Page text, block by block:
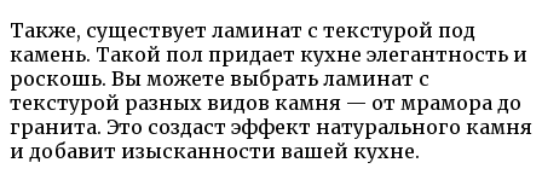
Также, существует ламинат с текстурой под
камень. Такой пол придает кухне элегантность и
роскошь. Вы можете выбрать ламинат с
текстурой разных видов камня — от мрамора до
гранита. Это создаст эффект натурального камня
и добавит изысканности вашей кухне.